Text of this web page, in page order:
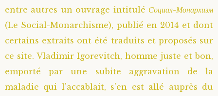
entre autres un ouvrage intitulé Социал-Монархизм
(Le Social-Monarchisme), publié en 2014 et dont
certains extraits ont été traduits et proposés sur
ce site. Vladimir Igorevitch, homme juste et bon,
emporté par une subite aggravation de la
maladie qui l’accablait, s’en est allé auprès du